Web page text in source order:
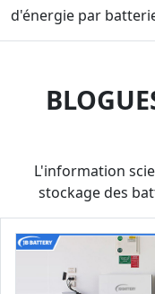
d'énergie par
L'information
stockage des